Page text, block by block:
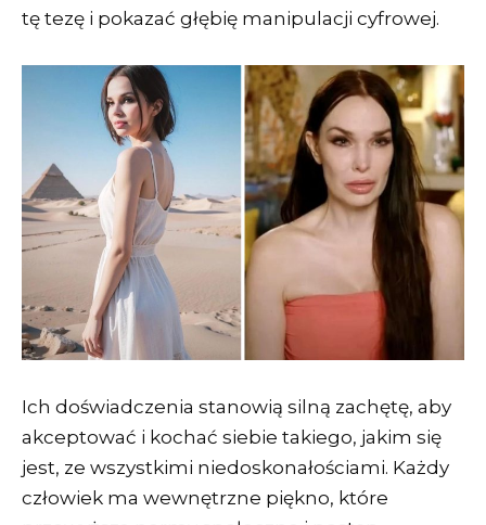
tę tezę i pokazać głębię manipulacji cyfrowej.
Ich doświadczenia stanowią silną zachętę, aby
akceptować i kochać siebie takiego, jakim się
jest, ze wszystkimi niedoskonałościami. Każdy
człowiek ma wewnętrzne piękno, które